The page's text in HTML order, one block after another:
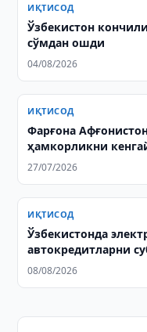
ИҚТИСОД
Ўзбекистон
сўмдан ошди
04/08/2026
ИҚТИСОД
Фарғона
ҳамкорликни
27/07/2026
ИҚТИСОД
Ўзбекистонда
автокредитларни
08/08/2026